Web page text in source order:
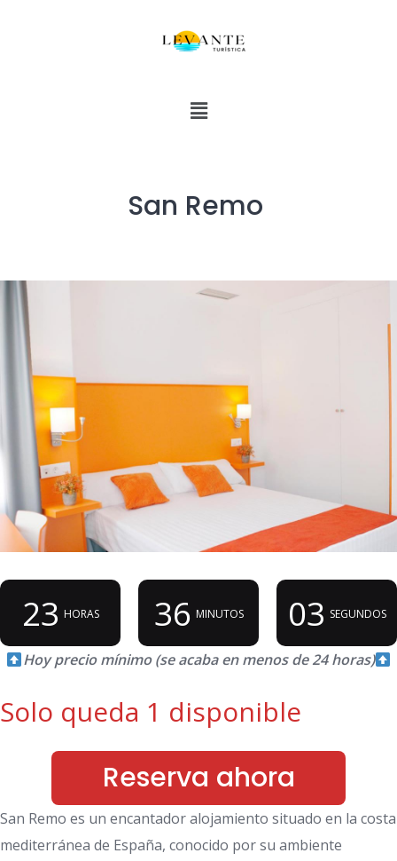
San Remo
23 HORAS 36 MINUTOS 01 SEGUNDOS
Hoy precio mínimo (se acaba en menos de 24 horas)
Solo queda 1 disponible
Reserva ahora
San Remo es un encantador alojamiento situado en la costa
mediterránea de España, conocido por su ambiente